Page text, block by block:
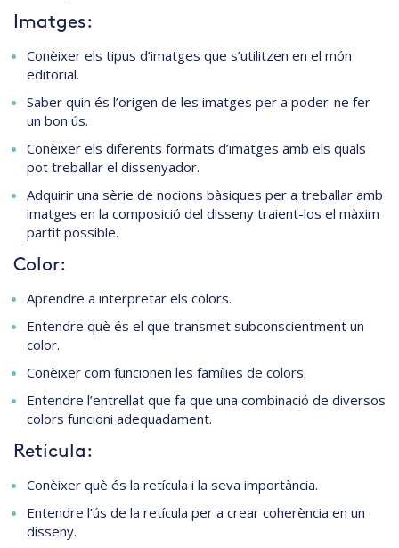
Imatges:
Conèixer els tipus d’imatges que s’utilitzen en el món
editorial.
Saber quin és l’origen de les imatges per a poder-ne fer
un bon ús.
Conèixer els diferents formats d’imatges amb els quals
pot treballar el dissenyador.
Adquirir una sèrie de nocions bàsiques per a treballar amb
imatges en la composició del disseny traient-los el màxim
partit possible.
Color:
Aprendre a interpretar els colors.
Entendre què és el que transmet subconscientment un
color.
Conèixer com funcionen les famílies de colors.
Entendre l’entrellat que fa que una combinació de diversos
colors funcioni adequadament.
Retícula:
Conèixer què és la retícula i la seva importància.
Entendre l’ús de la retícula per a crear coherència en un
disseny.